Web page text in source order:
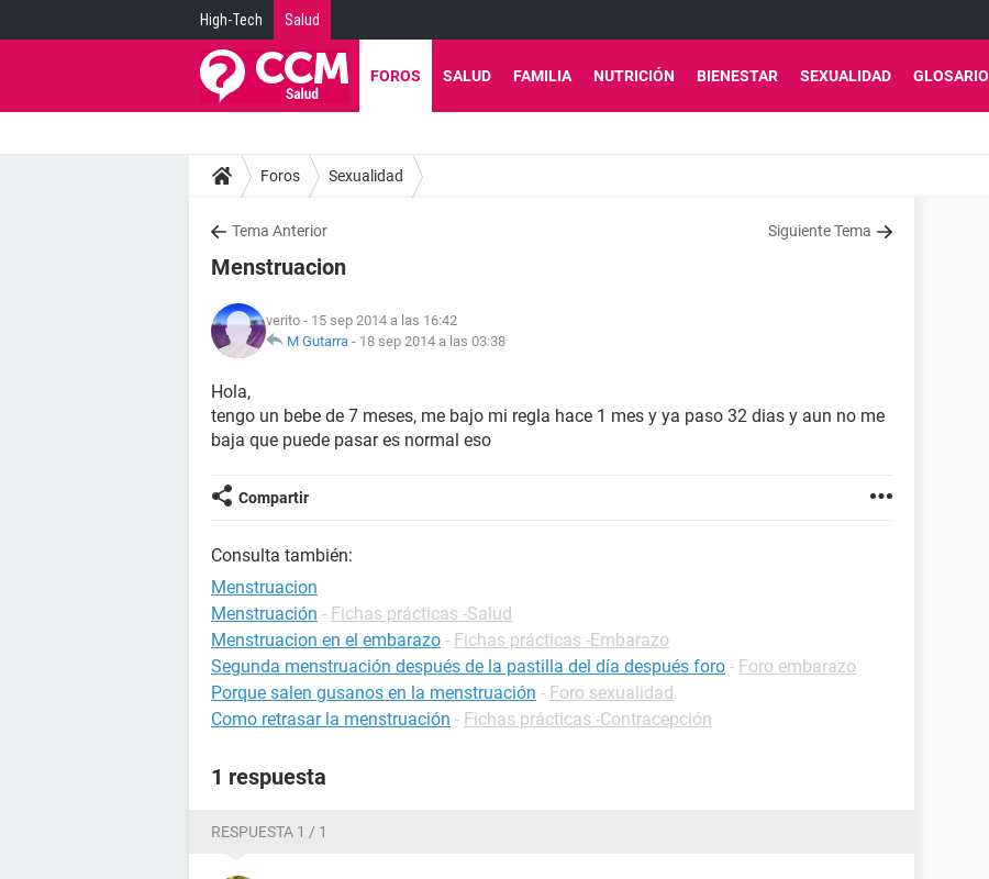
High-Tech Salud
FOROS SALUD FAMILIA NUTRICIÓN BIENESTAR SEXUALIDAD GLOSARIO
Foros Sexualidad
Tema Anterior Siguiente Tema
Menstruacion
verito - 15 sep 2014 a las 16:42
M Gutarra - 18 sep 2014 a las 03:38
Hola,
tengo un bebe de 7 meses, me bajo mi regla hace 1 mes y ya paso 32 dias y aun no me
baja que puede pasar es normal eso
Compartir
Consulta también:
Menstruacion
Menstruación - Fichas prácticas -Salud
Menstruacion en el embarazo - Fichas prácticas -Embarazo
Segunda menstruación después de la pastilla del día después foro - Foro embarazo
Porque salen gusanos en la menstruación - Foro sexualidad
Como retrasar la menstruación - Fichas prácticas -Contracepción
1 respuesta
RESPUESTA 1 / 1